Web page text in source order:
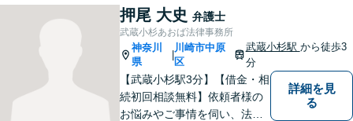
なに小さな問題でも、真剣に
向き合い、最善の解決策をご
提案します。【近隣駐車場】
押尾 大史 弁護士
武蔵小杉あおば法律事務所
神奈川
県
川崎市中原
区
武蔵小杉駅 から徒歩3
分
【武蔵小杉駅3分】【借金・相
続初回相談無料】依頼者様の
お悩みやご事情を伺い、法的
詳細を見
る